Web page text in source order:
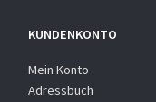
KUNDENKONTO
Mein Konto
Adressbuch